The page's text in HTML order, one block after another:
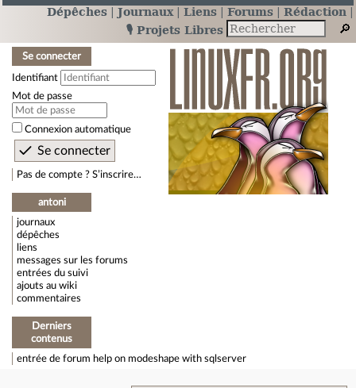
Dépêches Journaux Liens Forums
Rédaction
🎙️ Projets Libres
Se connecter
Identifiant
Mot de passe
Connexion automatique
Pas de compte ? S’inscrire…
antoni
journaux
dépêches
liens
messages sur les forums
entrées du suivi
ajouts au wiki
commentaires
Derniers
contenus
entrée de forum help on modeshape with sqlserver